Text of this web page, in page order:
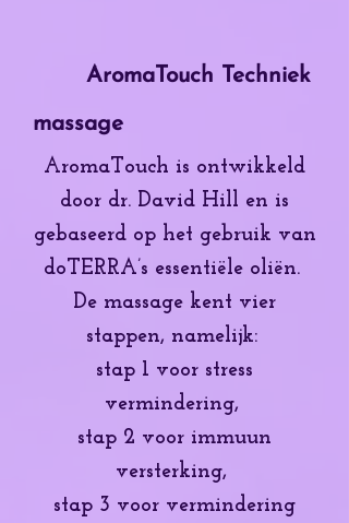
AromaTouch is ontwikkeld
door dr. David Hill en is
gebaseerd op het gebruik van
doTERRA’s essentiële oliën.
De massage kent vier
stappen, namelijk:
stap 1 voor stress
vermindering,
stap 2 voor immuun
versterking,
stap 3 voor vermindering
AromaTouch Techniek
massage